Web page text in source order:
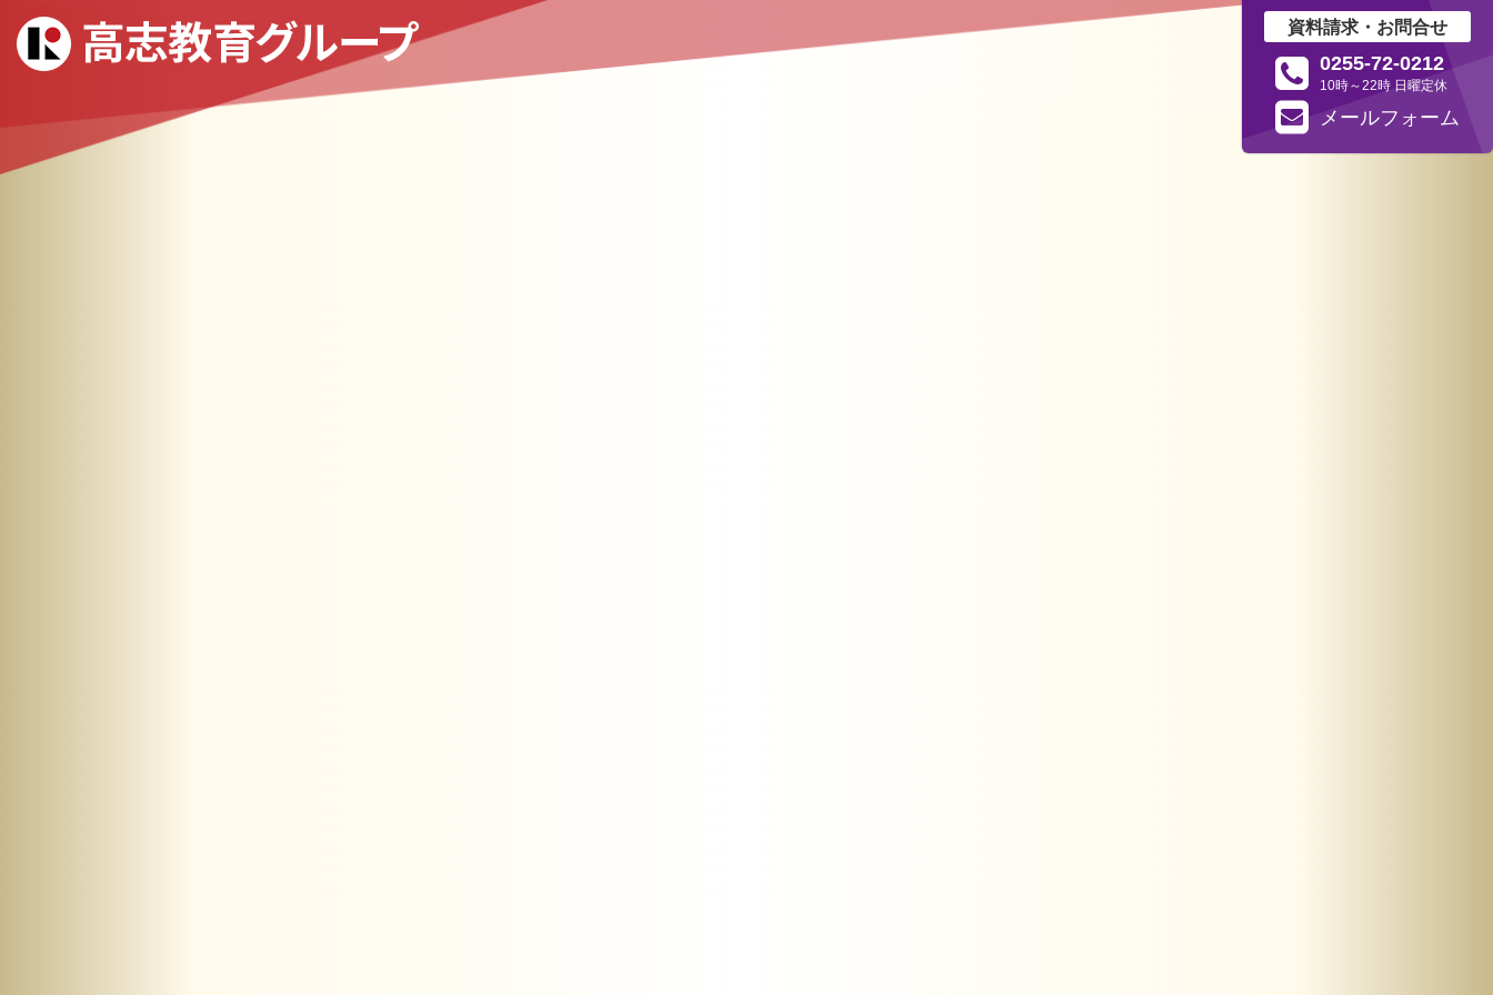
資料請求・お問合せ
0255-72-0212
10時～22時 日曜定休
メールフォーム